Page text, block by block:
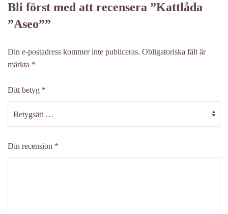
Bli först med att recensera ”Kattlåda
”Aseo””
Din e-postadress kommer inte publiceras. Obligatoriska fält är
märkta *
Ditt betyg *
Din recension *